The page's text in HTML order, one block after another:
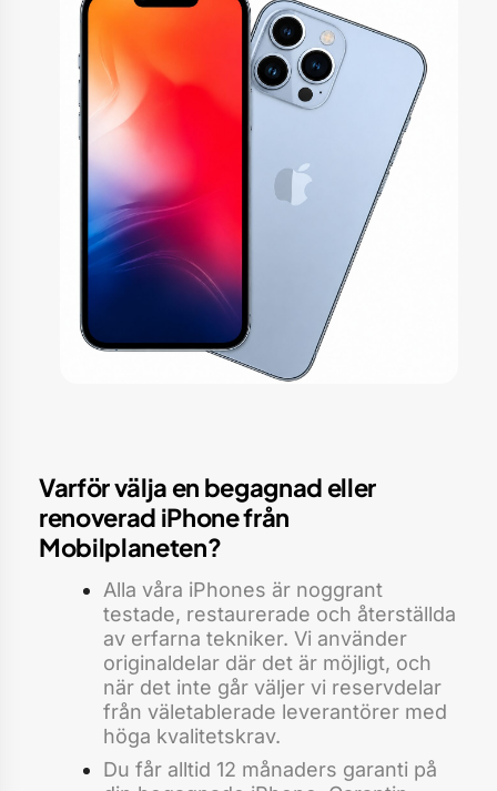
Varför välja en begagnad eller
renoverad iPhone från
Mobilplaneten?
Alla våra iPhones är noggrant
testade, restaurerade och återställda
av erfarna tekniker. Vi använder
originaldelar där det är möjligt, och
när det inte går väljer vi reservdelar
från väletablerade leverantörer med
höga kvalitetskrav.
Du får alltid 12 månaders garanti på